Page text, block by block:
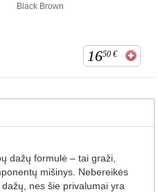
Black Brown
1650 €
dažų formulė – tai graži,
mišinys. Nebereikės
nes šie privalumai yra